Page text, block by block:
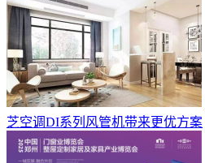
芝空调DI系列风管机带来更优方案